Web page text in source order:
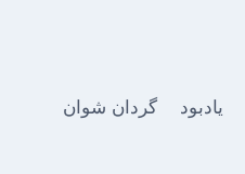
یادبود گردان شوان